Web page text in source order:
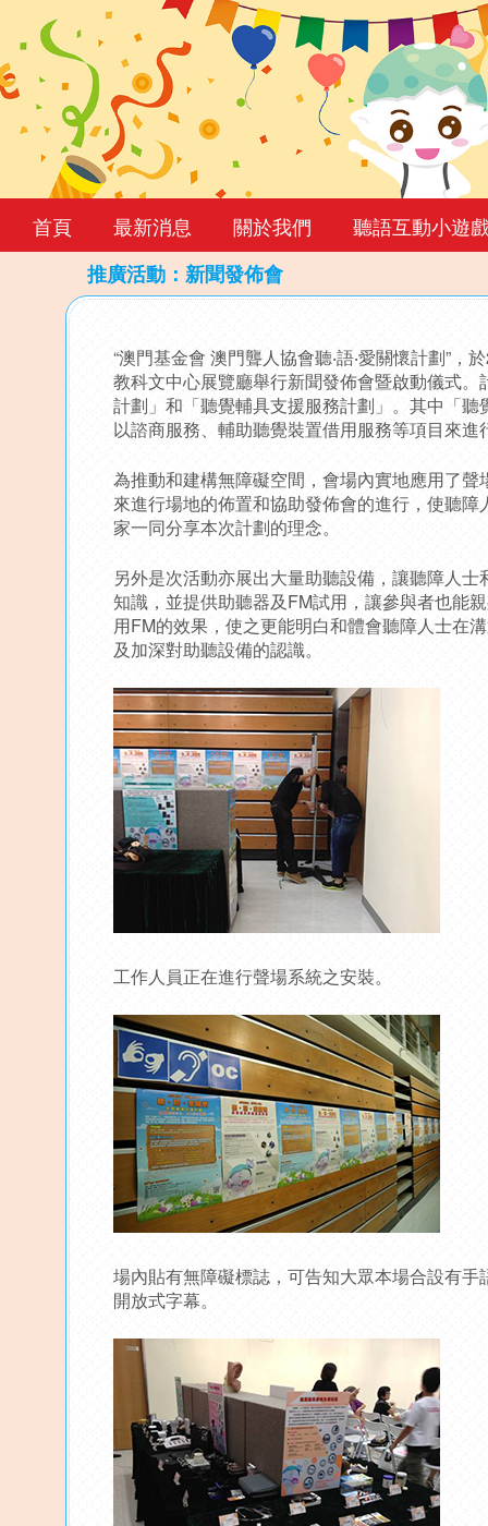
首頁 最新消息 關於我們
聽語互動小遊
推廣活動：新聞發佈會
to
top
“澳門基金會 澳門聾人協會聽‧語‧愛關懷計劃”，
教科文中心展覽廳舉行新聞發佈會暨啟動儀式。
計劃」和「聽覺輔具支援服務計劃」。其中「聽
以諮商服務、輔助聽覺裝置借用服務等項目來進
為推動和建構無障礙空間，會場內實地應用了聲
來進行場地的佈置和協助發佈會的進行，使聽
家一同分享本次計劃的理念。
另外是次活動亦展出大量助聽設備，讓聽障人
知識，並提供助聽器及FM試用，讓參與者也能
用FM的效果，使之更能明白和體會聽障人士在
及加深對助聽設備的認識。
工作人員正在進行聲場系統之安裝。
場內貼有無障礙標誌，可告知大眾本場合設有手
開放式字幕。